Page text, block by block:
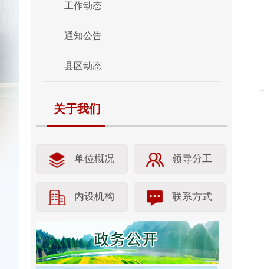
工作动态
通知公告
县区动态
关于我们
单位概况 领导分工
内设机构 联系方式